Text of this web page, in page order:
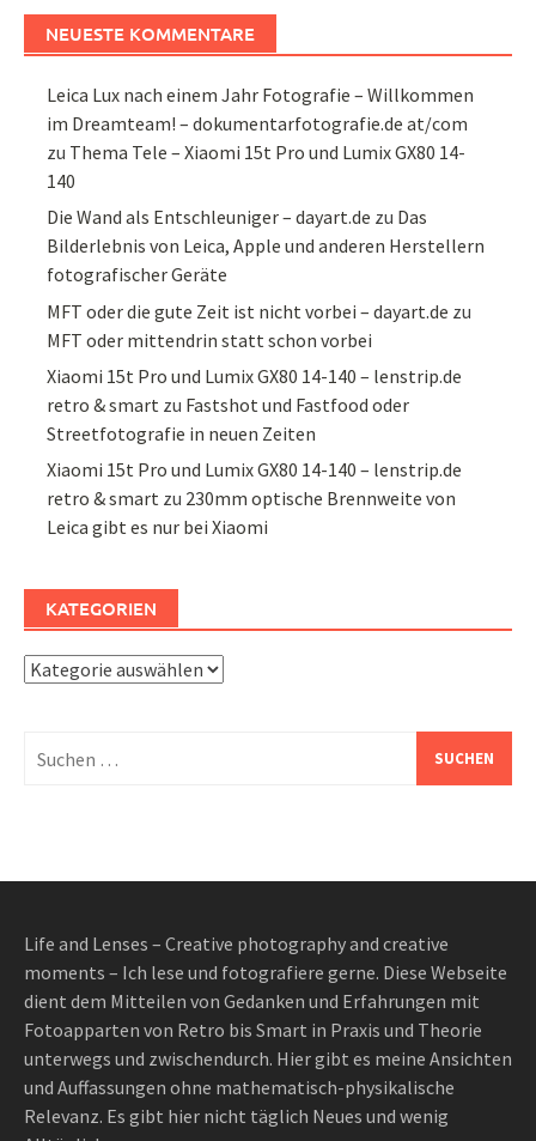
NEUESTE KOMMENTARE
Leica Lux nach einem Jahr Fotografie – Willkommen
im Dreamteam! – dokumentarfotografie.de at/com
zu Thema Tele – Xiaomi 15t Pro und Lumix GX80 14-
140
Die Wand als Entschleuniger – dayart.de zu Das
Bilderlebnis von Leica, Apple und anderen Herstellern
fotografischer Geräte
MFT oder die gute Zeit ist nicht vorbei – dayart.de zu
MFT oder mittendrin statt schon vorbei
Xiaomi 15t Pro und Lumix GX80 14-140 – lenstrip.de
retro & smart zu Fastshot und Fastfood oder
Streetfotografie in neuen Zeiten
Xiaomi 15t Pro und Lumix GX80 14-140 – lenstrip.de
retro & smart zu 230mm optische Brennweite von
Leica gibt es nur bei Xiaomi
KATEGORIEN
Kategorien
nach:
Life and Lenses – Creative photography and creative
moments – Ich lese und fotografiere gerne. Diese Webseite
dient dem Mitteilen von Gedanken und Erfahrungen mit
Fotoapparten von Retro bis Smart in Praxis und Theorie
unterwegs und zwischendurch. Hier gibt es meine Ansichten
und Auffassungen ohne mathematisch-physikalische
Relevanz. Es gibt hier nicht täglich Neues und wenig